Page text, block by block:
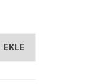
EKLE